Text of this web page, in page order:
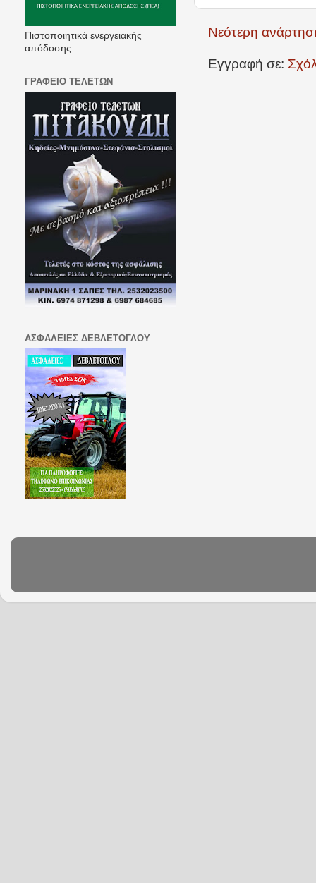
Νεότερη
Εγγραφή σε:
Πιστοποιητικά ενεργειακής
απόδοσης
ΓΡΑΦΕΙΟ ΤΕΛΕΤΩΝ
ΑΣΦΑΛΕΙΕΣ ΔΕΒΛΕΤΟΓΛΟΥ